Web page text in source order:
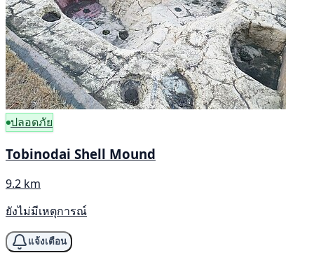
ปลอดภัย
Tobinodai Shell Mound
9.2 km
ยังไม่มีเหตุการณ์
แจ้งเตือน